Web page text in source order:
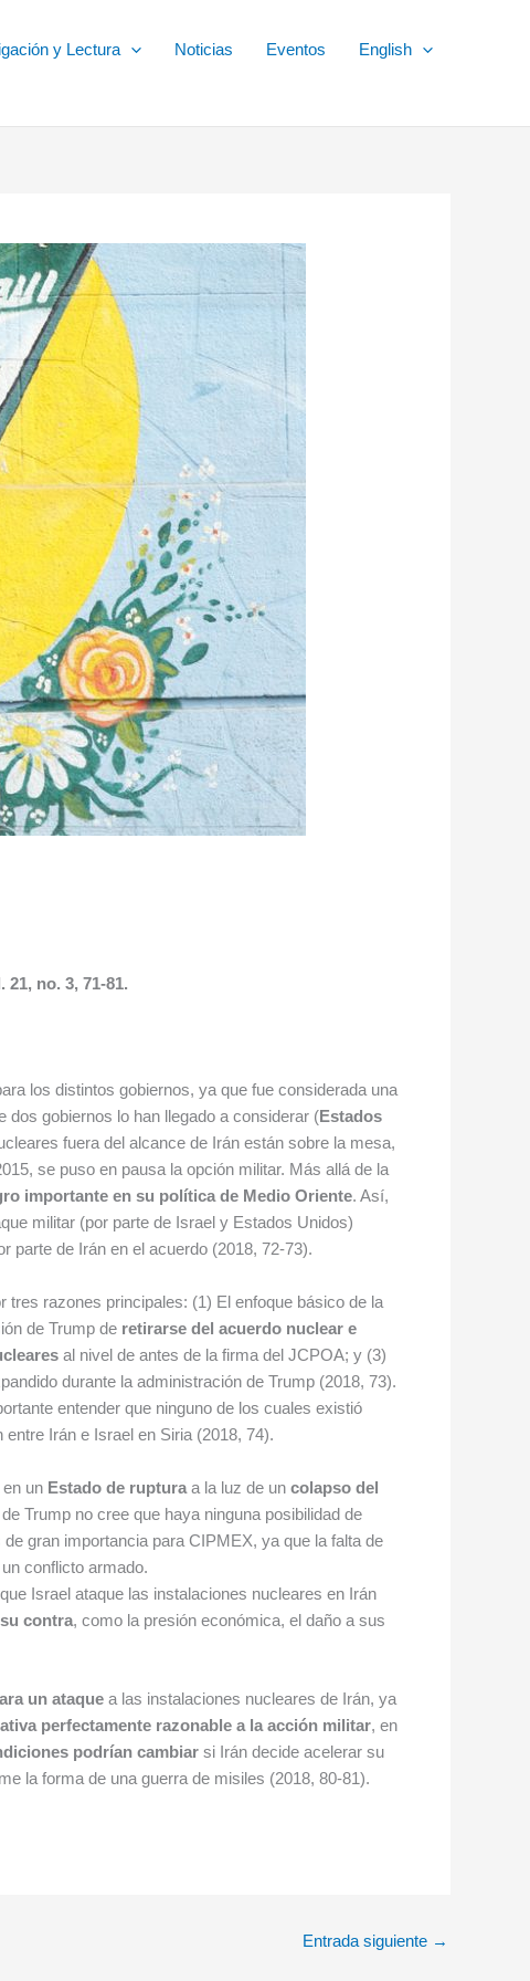
y Lectura Noticias Eventos
English
no. 3, 71-81.
los distintos gobiernos, ya que fue considerada una
gobiernos lo han llegado a considerar (Estados
fuera del alcance de Irán están sobre la mesa,
se puso en pausa la opción militar. Más allá de la
importante en su política de Medio Oriente. Así,
militar (por parte de Israel y Estados Unidos)
parte de Irán en el acuerdo (2018, 72-73).
tres razones principales: (1) El enfoque básico de la
de Trump de retirarse del acuerdo nuclear e
al nivel de antes de la firma del JCPOA; y (3)
durante la administración de Trump (2018, 73).
entender que ninguno de los cuales existió
Irán e Israel en Siria (2018, 74).
un Estado de ruptura a la luz de un colapso del
Trump no cree que haya ninguna posibilidad de
gran importancia para CIPMEX, ya que la falta de
conflicto armado.
Israel ataque las instalaciones nucleares en Irán
contra, como la presión económica, el daño a sus
un ataque a las instalaciones nucleares de Irán, ya
perfectamente razonable a la acción militar, en
podrían cambiar si Irán decide acelerar su
la forma de una guerra de misiles (2018, 80-81).
Entrada siguiente →